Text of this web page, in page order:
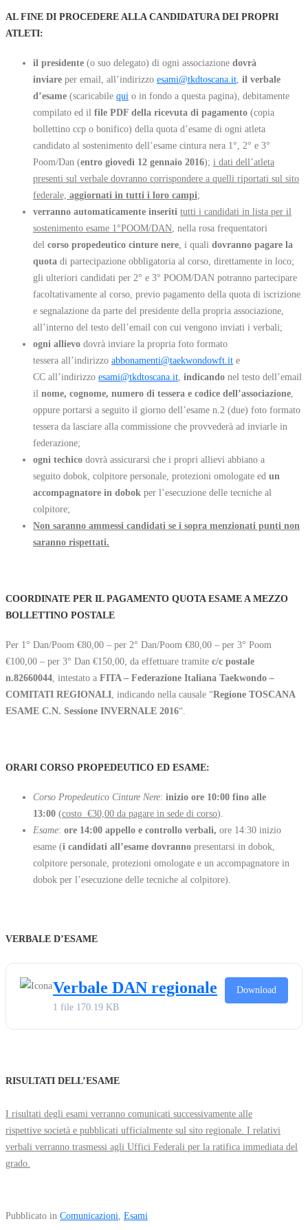
AL FINE DI PROCEDERE ALLA CANDIDATURA DEI PROPRI
ATLETI:
il presidente (o suo delegato) di ogni associazione dovrà
inviare per email, all’indirizzo esami@tkdtoscana.it, il verbale
d’esame (scaricabile qui o in fondo a questa pagina), debitamente
compilato ed il file PDF della ricevuta di pagamento (copia
bollettino ccp o bonifico) della quota d’esame di ogni atleta
candidato al sostenimento dell’esame cintura nera 1°, 2° e 3°
Poom/Dan (entro giovedì 12 gennaio 2016); i dati dell’atleta
presenti sul verbale dovranno corrispondere a quelli riportati sul sito
federale, aggiornati in tutti i loro campi;
verranno automaticamente inseriti tutti i candidati in lista per il
sostenimento esame 1°POOM/DAN, nella rosa frequentatori
del corso propedeutico cinture nere, i quali dovranno pagare la
quota di partecipazione obbligatoria al corso, direttamente in loco;
gli ulteriori candidati per 2° e 3° POOM/DAN potranno partecipare
facoltativamente al corso, previo pagamento della quota di iscrizione
e segnalazione da parte del presidente della propria associazione,
all’interno del testo dell’email con cui vengono inviati i verbali;
ogni allievo dovrà inviare la propria foto formato
tessera all’indirizzo abbonamenti@taekwondowft.it e
CC all’indirizzo esami@tkdtoscana.it, indicando nel testo dell’email
il nome, cognome, numero di tessera e codice dell’associazione,
oppure portarsi a seguito il giorno dell’esame n.2 (due) foto formato
tessera da lasciare alla commissione che provvederà ad inviarle in
federazione;
ogni techico dovrà assicurarsi che i propri allievi abbiano a
seguito dobok, colpitore personale, protezioni omologate ed un
accompagnatore in dobok per l’esecuzione delle tecniche al
colpitore;
Non saranno ammessi candidati se i sopra menzionati punti non
saranno rispettati.
COORDINATE PER IL PAGAMENTO QUOTA ESAME A MEZZO
BOLLETTINO POSTALE
Per 1° Dan/Poom €80,00 – per 2° Dan/Poom €80,00 – per 3° Poom
€100,00 – per 3° Dan €150,00, da effettuare tramite c/c postale
n.82660044 , intestato a FITA – Federazione Italiana Taekwondo –
COMITATI REGIONALI , indicando nella causale “Regione TOSCANA
ESAME C.N. Sessione INVERNALE 2016“.
ORARI CORSO PROPEDEUTICO ED ESAME:
Corso Propedeutico Cinture Nere: inizio ore 10:00 fino alle
13:00 (costo  €30,00 da pagare in sede di corso).
Esame: ore 14:00 appello e controllo verbali, ore 14:30 inizio
esame (i candidati all’esame dovranno presentarsi in dobok,
colpitore personale, protezioni omologate e un accompagnatore in
dobok per l’esecuzione delle tecniche al colpitore).
VERBALE D’ESAME
Verbale DAN regionale
1 file 170.19 KB
Download
RISULTATI DELL’ESAME
I risultati degli esami verranno comunicati successivamente alle
rispettive società e pubblicati ufficialmente sul sito regionale. I relativi
verbali verranno trasmessi agli Uffici Federali per la ratifica immediata del
grado.
Pubblicato in Comunicazioni, Esami